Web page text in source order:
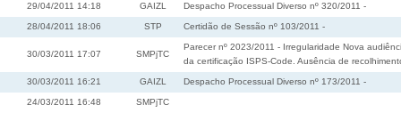
29/04/2011 14:18 GAIZL Despacho Processual Diverso nº 320/2011 -
28/04/2011 18:06 STP Certidão de Sessão nº 103/2011 -
30/03/2011 17:07 SMPjTC
Parecer nº 2023/2011 - Irregularidade Nova
da certificação ISPS-Code. Ausência de
30/03/2011 16:21 GAIZL Despacho Processual Diverso nº 173/2011 -
24/03/2011 16:48 SMPjTC